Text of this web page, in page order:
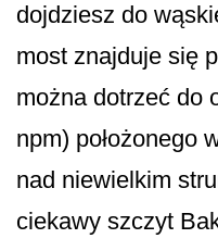
dojdziesz do
most znajduje się
można dotrzeć do
npm) położonego
nad niewielkim
ciekawy szczyt